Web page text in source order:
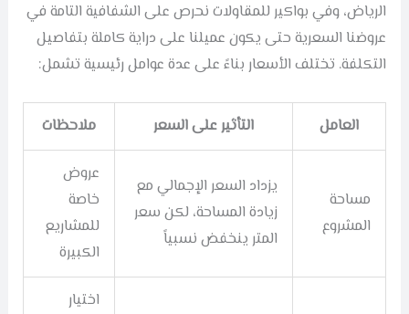
الرياض، وفي بواكير للمقاولات نحرص على الشفافية التامة في
عروضنا السعرية حتى يكون عميلنا على دراية كاملة بتفاصيل
التكلفة. تختلف الأسعار بناءً على عدة عوامل رئيسية تشمل:
العامل التأثير على السعر ملاحظات
مساحة
المشروع
يزداد السعر الإجمالي مع
زيادة المساحة، لكن سعر
المتر ينخفض نسبياً
عروض
خاصة
للمشاريع
الكبيرة
اختيار